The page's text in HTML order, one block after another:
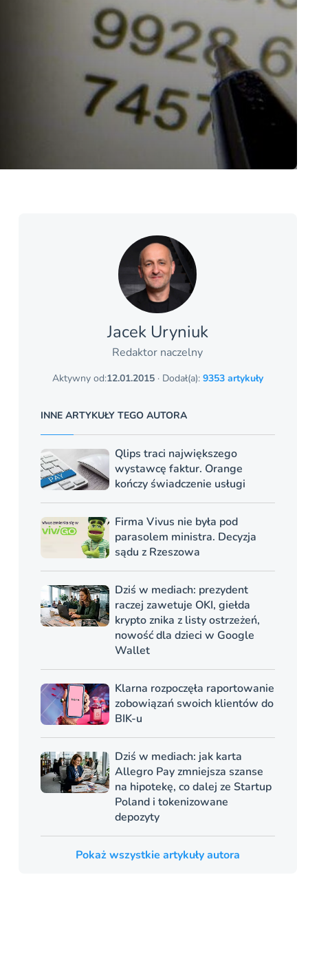
Jacek Uryniuk
Redaktor naczelny
Aktywny od:12.01.2015· Dodał(a): 9353 artykuły
INNE ARTYKUŁY TEGO AUTORA
Qlips traci największego
wystawcę faktur. Orange
kończy świadczenie usługi
Firma Vivus nie była pod
parasolem ministra. Decyzja
sądu z Rzeszowa
Dziś w mediach: prezydent
raczej zawetuje OKI, giełda
krypto znika z listy ostrzeżeń,
nowość dla dzieci w Google
Wallet
Klarna rozpoczęła raportowanie
zobowiązań swoich klientów do
BIK-u
Dziś w mediach: jak karta
Allegro Pay zmniejsza szanse
na hipotekę, co dalej ze Startup
Poland i tokenizowane
depozyty
Pokaż wszystkie artykuły autora